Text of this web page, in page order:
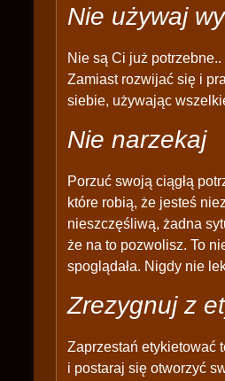
Nie używaj
Nie są Ci już
Zamiast rozwijać się i
siebie, używając
Nie narzekaj
Porzuć swoją ciągłą
które robią, że jesteś
nieszczęśliwą, żadna
że na to pozwolisz. To
spoglądała. Nigdy nie
Zrezygnuj z
Zaprzestań etykietować
i postaraj się otworzyć